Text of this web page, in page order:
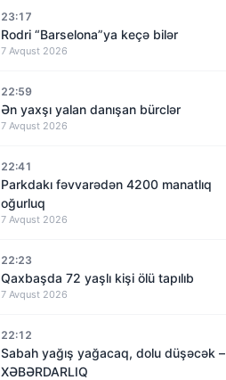
23:17
Rodri “Barselona”ya keçə bilər
7 Avqust 2026
22:59
Ən yaxşı yalan danışan bürclər
7 Avqust 2026
22:41
Parkdakı fəvvarədən 4200 manatlıq
oğurluq
7 Avqust 2026
22:23
Qaxbaşda 72 yaşlı kişi ölü tapılıb
7 Avqust 2026
22:12
Sabah yağış yağacaq, dolu düşəcək –
XƏBƏRDARLIQ